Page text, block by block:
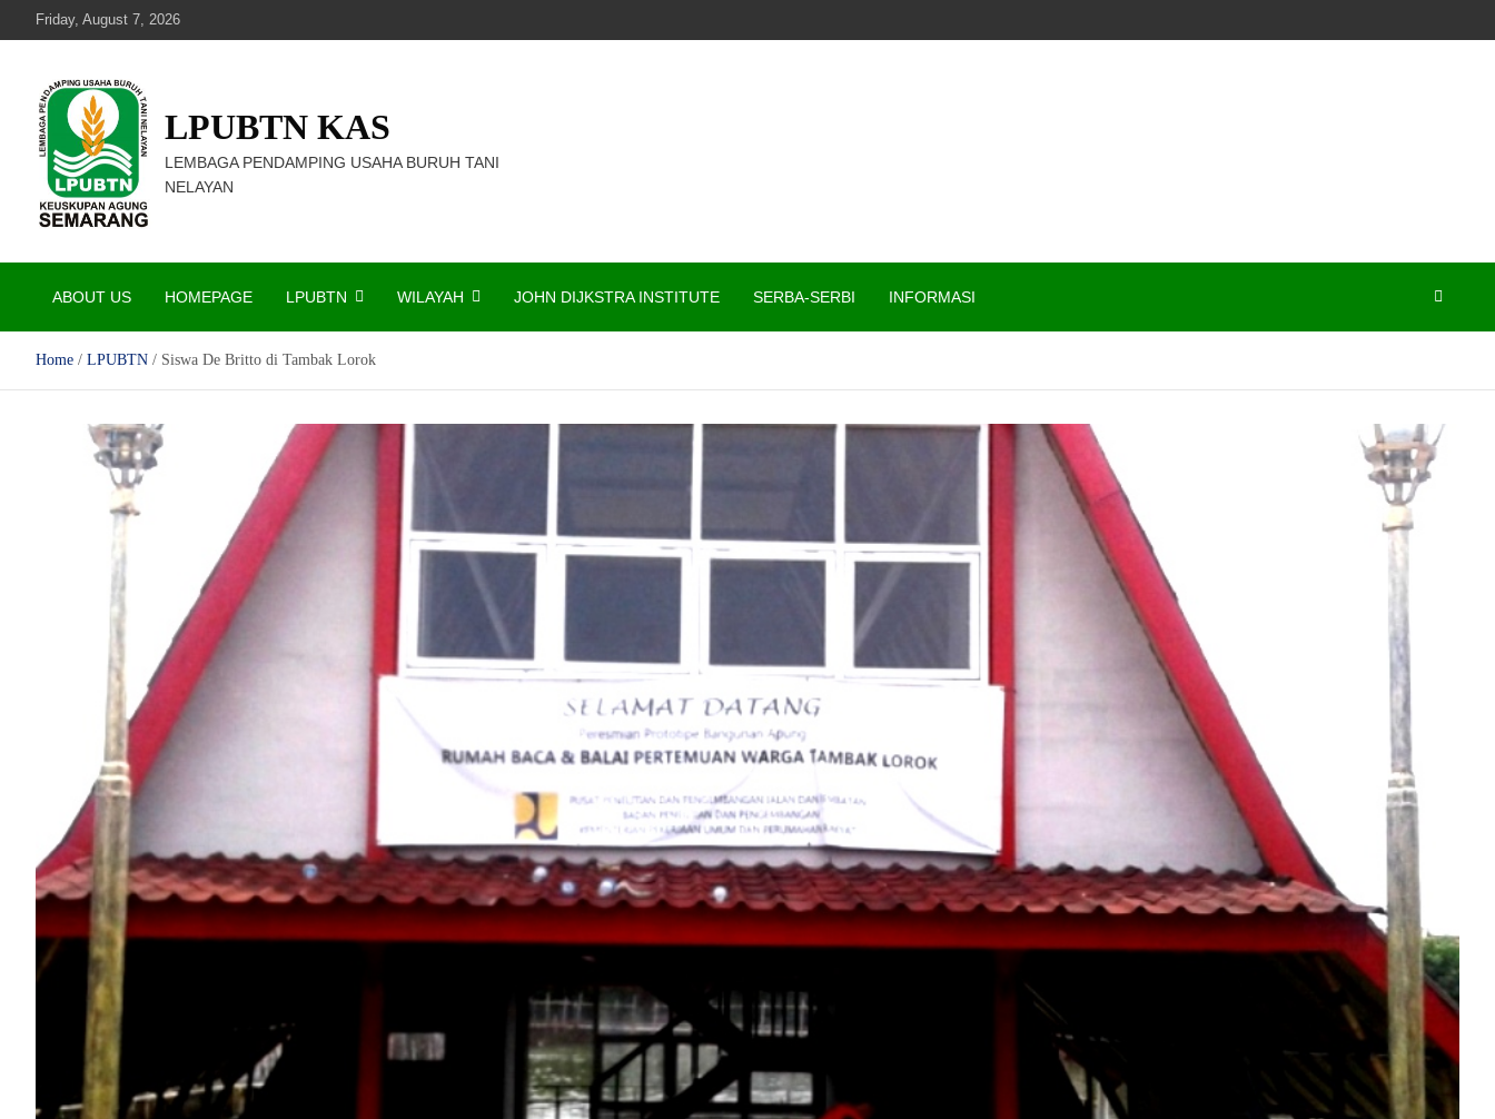
Friday, August 7, 2026
LPUBTN KAS
LEMBAGA PENDAMPING USAHA BURUH TANI
NELAYAN
ABOUT US HOMEPAGE LPUBTN WILAYAH JOHN DIJKSTRA INSTITUTE SERBA-SERBI INFORMASI
Home LPUBTN Siswa De Britto di Tambak Lorok